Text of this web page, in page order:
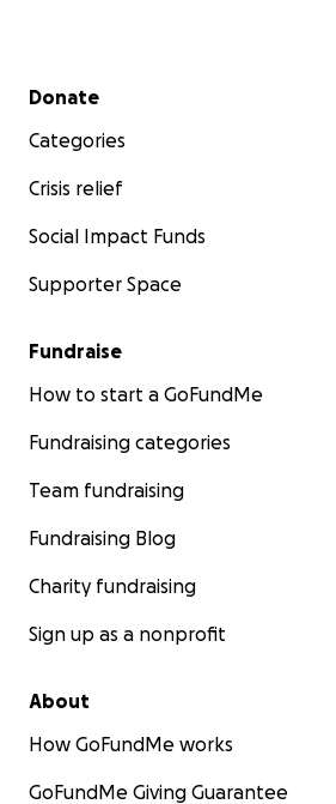
Secondary menu
Donate
Categories
Crisis relief
Social Impact Funds
Supporter Space
Fundraise
How to start a GoFundMe
Fundraising categories
Team fundraising
Fundraising Blog
Charity fundraising
Sign up as a nonprofit
About
How GoFundMe works
GoFundMe Giving Guarantee